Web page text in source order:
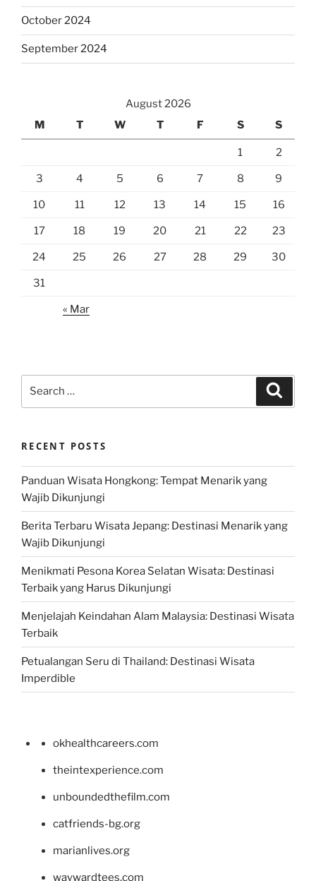
October 2024
September 2024
August 2026
M
T W T F S S
1 2
3 4 5 6 7 8 9
10 11 12 13 14 15 16
17 18 19 20 21 22 23
24 25 26 27 28 29 30
31
« Mar
RECENT POSTS
Panduan Wisata Hongkong: Tempat Menarik yang
Wajib Dikunjungi
Berita Terbaru Wisata Jepang: Destinasi Menarik yang
Wajib Dikunjungi
Menikmati Pesona Korea Selatan Wisata: Destinasi
Terbaik yang Harus Dikunjungi
Menjelajah Keindahan Alam Malaysia: Destinasi Wisata
Terbaik
Petualangan Seru di Thailand: Destinasi Wisata
Imperdible
okhealthcareers.com
theintexperience.com
unboundedthefilm.com
catfriends-bg.org
marianlives.org
waywardtees.com